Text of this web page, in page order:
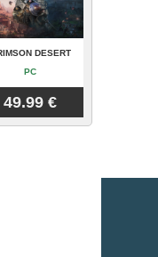
DESERT
PC
49.99 €